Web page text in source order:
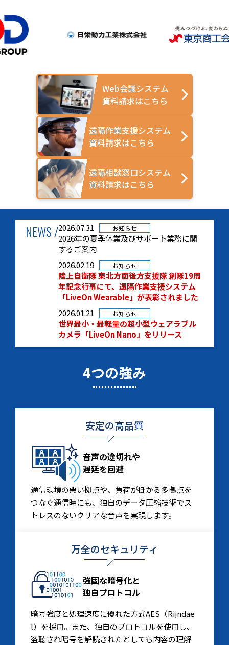
Web会議システム
資料請求はこちら
遠隔作業支援システム
資料請求はこちら
遠隔相談窓口システム
資料請求はこちら
NEWS /2026.07.31 お知らせ
2026年の夏季休業及びサポート業務に関
するご案内
2026.02.19
お知らせ
陸上自衛隊 東北方面後方支援隊 創隊19周
年記念行事にて、遠隔作業支援システム
「LiveOn Wearable」が表彰されました
2026.01.21
お知らせ
世界最小・最軽量の超小型ウェアラブル
カメラ「LiveOn Nano」をリリース
4つの強み
安定の高品質
音声の途切れや
遅延を回避
通信環境の悪い拠点や、負荷が掛かる多拠点を
つなぐ通信時にも、独自のデータ圧縮技術でス
トレスのないクリアな音声を実現します。
万全のセキュリティ
強固な暗号化と
独自プロトコル
暗号強度と処理速度に優れた方式AES（Rijndae
l）を採用。また、独自のプロトコルを使用し、
盗聴され暗号を解読されたとしても内容の理解